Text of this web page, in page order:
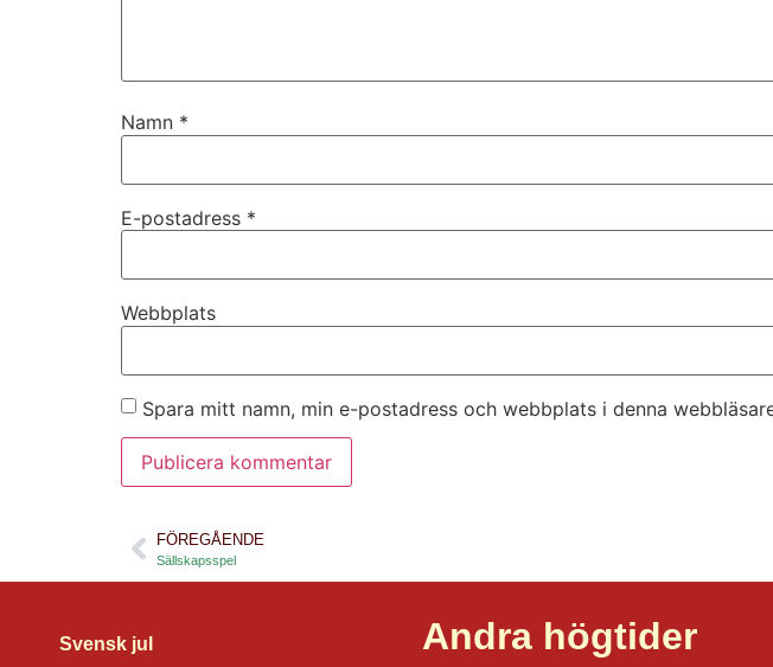
Namn *
E-postadress *
Webbplats
Spara mitt namn, min e-postadress och webbplats i denna
FÖREGÅENDE
Sällskapsspel
Svensk jul Andra högtider